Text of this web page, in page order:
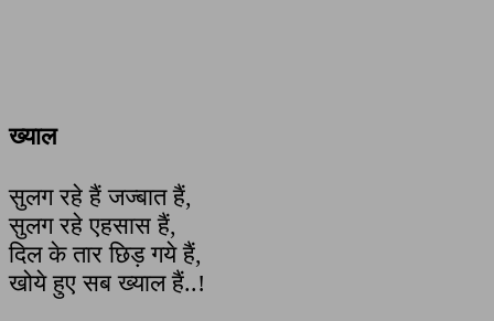
ख्याल
सुलग रहे हैं जज्बात हैं,
सुलग रहे एहसास हैं,
दिल के तार छिड़ गये हैं,
खोये हुए सब ख्याल हैं..!